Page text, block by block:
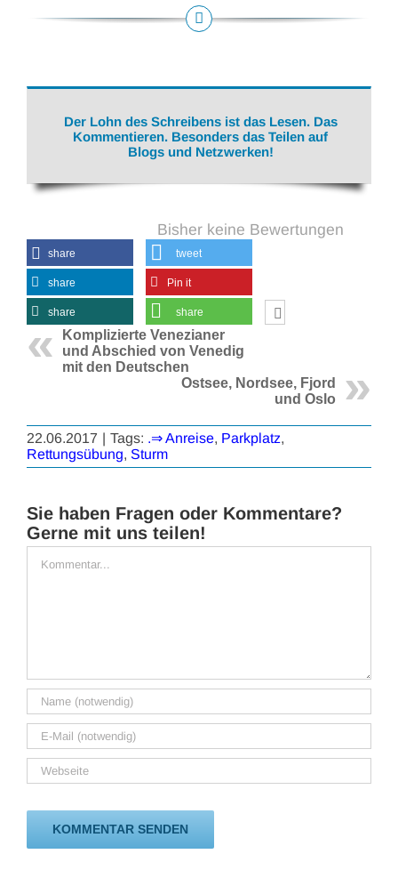
Der Lohn des Schreibens ist das Lesen. Das
Kommentieren. Besonders das Teilen auf
Blogs und Netzwerken!
Bisher keine Bewertungen
share tweet
share Pin it
share share
Komplizierte Venezianer
und Abschied von Venedig
mit den Deutschen
Ostsee, Nordsee, Fjord
und Oslo
22.06.2017 | Tags: .⇒ Anreise, Parkplatz,
Rettungsübung, Sturm
Sie haben Fragen oder Kommentare?
Gerne mit uns teilen!